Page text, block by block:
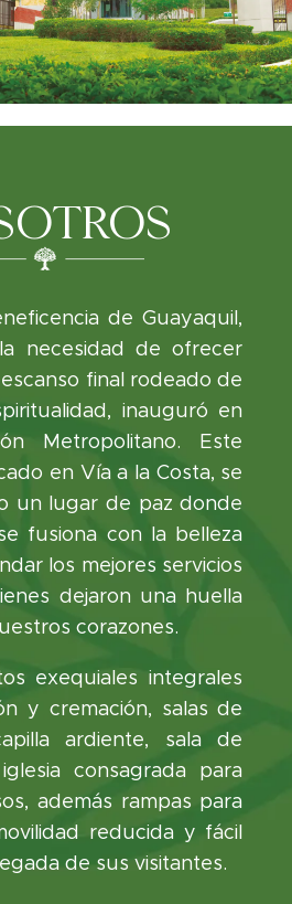
de Guayaquil,
necesidad de ofrecer
final rodeado de
inauguró en
Metropolitano. Este
en Vía a la Costa, se
un lugar de paz donde
fusiona con la belleza
los mejores servicios
dejaron una huella
corazones.
exequiales integrales
y cremación, salas de
ardiente, sala de
consagrada para
además rampas para
reducida y fácil
de sus visitantes.